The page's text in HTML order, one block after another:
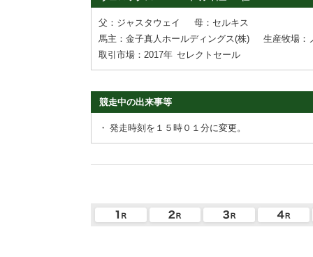
父：ジャスタウェイ
母：セルキス
馬主：金子真人ホールディングス(株)
生産牧場：
取引市場：2017年 セレクトセール
競走中の出来事等
・ 発走時刻を１５時０１分に変更。